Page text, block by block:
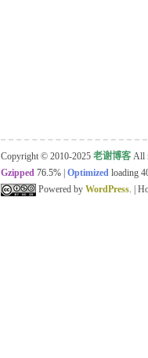
Copyright © 2010-2025 老谢博客 All
Gzipped 76.5% Optimized loading
Powered by WordPress. |